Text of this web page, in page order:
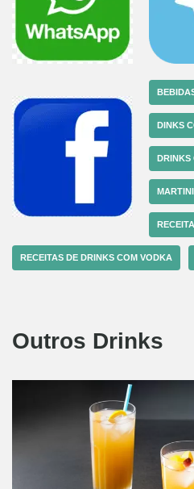
DINKS
DRINKS
RECEITAS DE DRINKS COM VODKA
Outros Drinks